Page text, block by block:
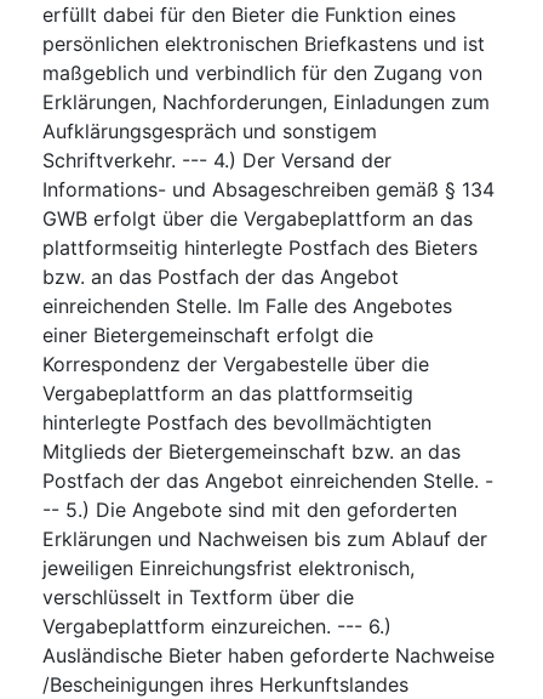
erfüllt dabei für den Bieter die Funktion eines
persönlichen elektronischen Briefkastens und ist
maßgeblich und verbindlich für den Zugang von
Erklärungen, Nachforderungen, Einladungen zum
Aufklärungsgespräch und sonstigem
Schriftverkehr. --- 4.) Der Versand der
Informations- und Absageschreiben gemäß § 134
GWB erfolgt über die Vergabeplattform an das
plattformseitig hinterlegte Postfach des Bieters
bzw. an das Postfach der das Angebot
einreichenden Stelle. Im Falle des Angebotes
einer Bietergemeinschaft erfolgt die
Korrespondenz der Vergabestelle über die
Vergabeplattform an das plattformseitig
hinterlegte Postfach des bevollmächtigten
Mitglieds der Bietergemeinschaft bzw. an das
Postfach der das Angebot einreichenden Stelle. -
-- 5.) Die Angebote sind mit den geforderten
Erklärungen und Nachweisen bis zum Ablauf der
jeweiligen Einreichungsfrist elektronisch,
verschlüsselt in Textform über die
Vergabeplattform einzureichen. --- 6.)
Ausländische Bieter haben geforderte Nachweise
/Bescheinigungen ihres Herkunftslandes